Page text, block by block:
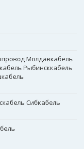
Молдавкабель
Рыбинсккабель
Сибкабель